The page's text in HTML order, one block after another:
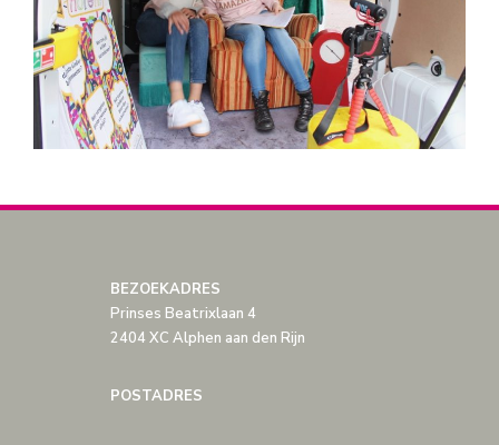
BEZOEKADRES
Prinses Beatrixlaan 4
2404 XC Alphen aan den Rijn
POSTADRES